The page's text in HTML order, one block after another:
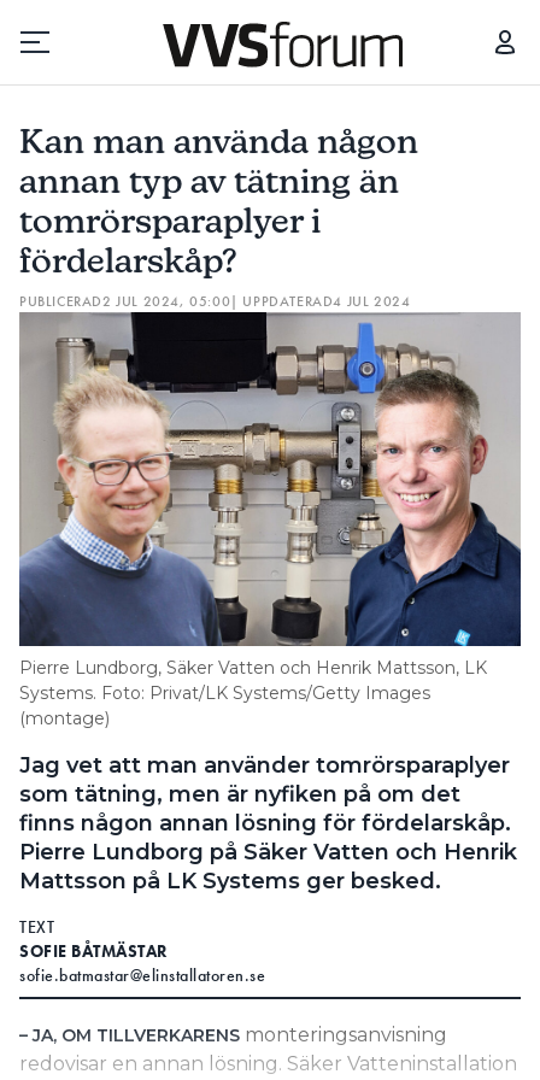
Prenumerera
Hantera prenumeration
Lediga jobb
Annonsera
Läs E-tidningen
Om tidningen
Kontakt
Information om GDPR
Search for:
SEARCH
Kan man använda någon
annan typ av tätning än
tomrörsparaplyer i
fördelarskåp?
PUBLICERAD2 JUL 2024, 05:00| UPPDATERAD4 JUL 2024
Pierre Lundborg, Säker Vatten och Henrik Mattsson, LK
Systems. Foto: Privat/LK Systems/Getty Images
(montage)
Jag vet att man använder tomrörsparaplyer
som tätning, men är nyfiken på om det
finns någon annan lösning för fördelarskåp.
Pierre Lundborg på Säker Vatten och Henrik
Mattsson på LK Systems ger besked.
TEXT
SOFIE BÅTMÄSTAR
sofie.batmastar@elinstallatoren.se
– JA, OM TILLVERKARENS monteringsanvisning
redovisar en annan lösning. Säker Vatteninstallation